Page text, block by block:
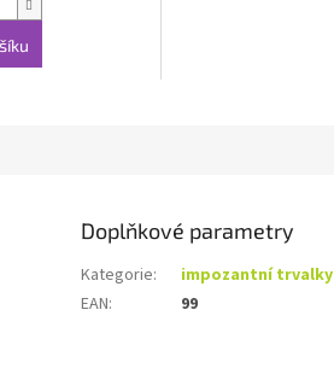
Doplňkové parametry
Kategorie:
impozantní trvalky
EAN: 99